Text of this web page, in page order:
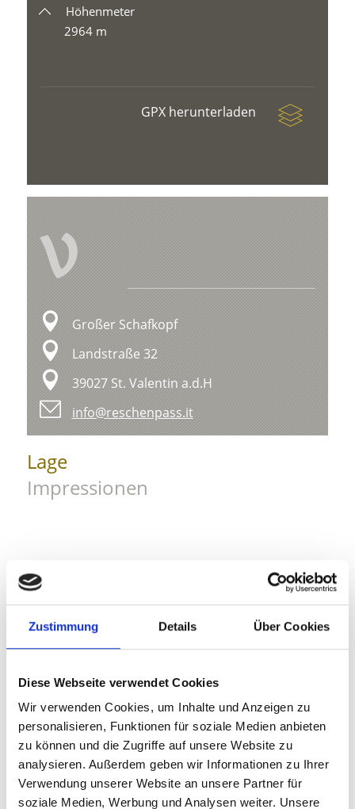
Zustimmung Details Über Cookies
Diese Webseite verwendet Cookies
Wir verwenden Cookies, um Inhalte und Anzeigen zu
personalisieren, Funktionen für soziale Medien anbieten
zu können und die Zugriffe auf unsere Website zu
analysieren. Außerdem geben wir Informationen zu Ihrer
Verwendung unserer Website an unsere Partner für
soziale Medien, Werbung und Analysen weiter. Unsere
Höhenmeter
2964 m
GPX herunterladen
V
Großer Schafkopf
Landstraße 32
39027 St. Valentin a.d.H
info@reschenpass.it
Lage
Impressionen